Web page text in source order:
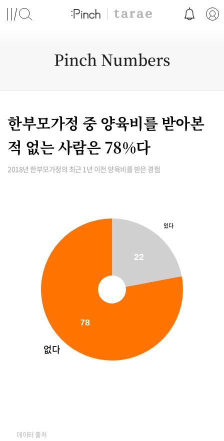
Pinch Numbers
한부모가정 중 양육비를 받아본
적 없는 사람은 78%다
2018년 한부모가정의 최근 1년 이전 양육비를 받은 경험
있다
없다
22
78
데이터 출처